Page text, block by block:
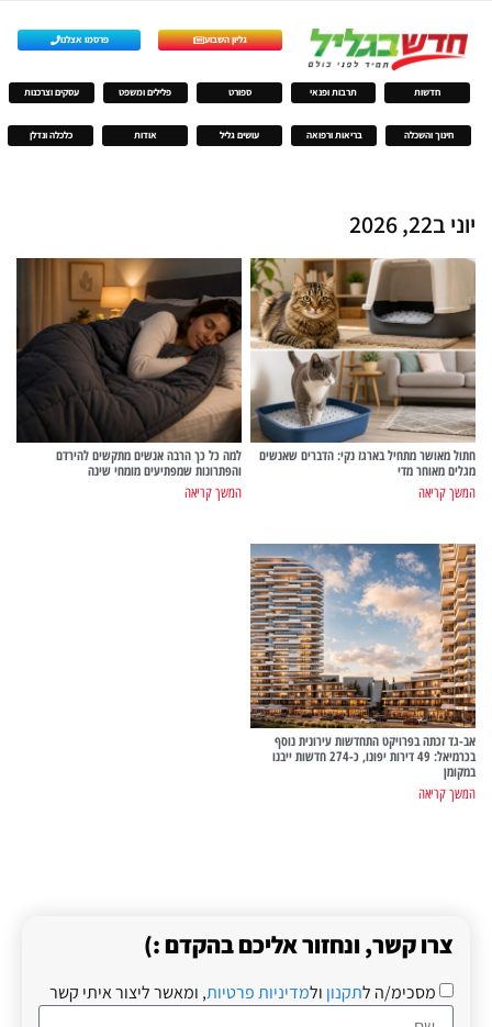
גליון השבוע פרסמו אצלנו
חדשות תרבות ופנאי ספורט פלילים ומשפט עסקים וצרכנות
חינוך והשכלה בריאות ורפואה עושים גליל אודות כלכלה ונדלן
יוני ב22, 2026
חתול מאושר מתחיל בארגז נקי: הדברים שאנשים
מגלים מאוחר מדי
המשך קריאה
למה כל כך הרבה אנשים מתקשים להירדם
והפתרונות שמפתיעים מומחי שינה
המשך קריאה
אב-גד זכתה בפרויקט התחדשות עירונית נוסף
בכרמיאל: 49 דירות יפונו, כ-274 חדשות ייבנו
במקומן
המשך קריאה
צרו קשר, ונחזור אליכם בהקדם :)
מסכימ/ה לתקנון ולמדיניות פרטיות, ומאשר ליצור איתי קשר